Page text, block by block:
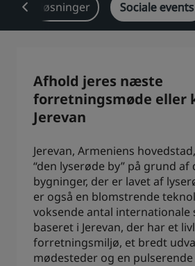
Park Plaza Park
Prize by Radisson
Tilknyttede brands i Kina
Jin Jiang
Kunlun Golden
Besøg vores blog
Sociale events
Afhold jeres næste
forretningsmøde eller
Jerevan
Jerevan, Armeniens
“den lyserøde by” på grund af
bygninger, der er lavet af
er også en blomstrende
voksende antal internationale
baseret i Jerevan, der har et
forretningsmiljø, et bredt
mødesteder og en